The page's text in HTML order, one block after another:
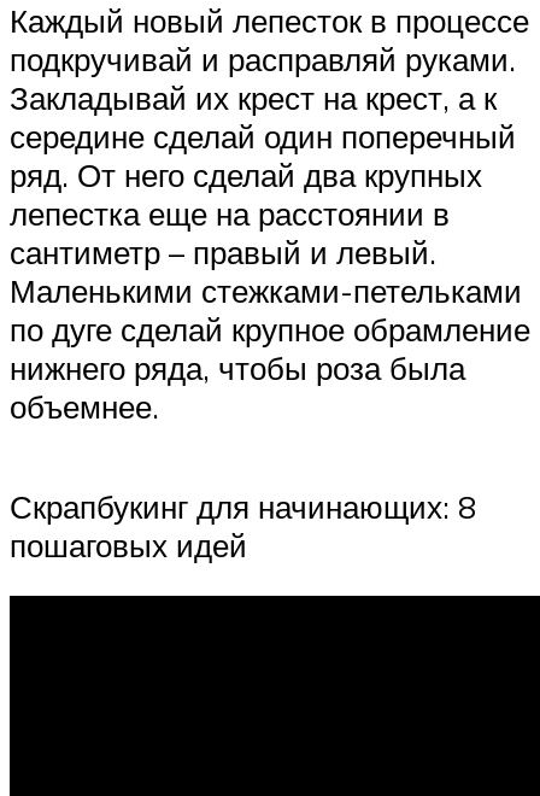
Каждый новый лепесток в процессе
подкручивай и расправляй руками.
Закладывай их крест на крест, а к
середине сделай один поперечный
ряд. От него сделай два крупных
лепестка еще на расстоянии в
сантиметр – правый и левый.
Маленькими стежками-петельками
по дуге сделай крупное обрамление
нижнего ряда, чтобы роза была
объемнее.
Скрапбукинг для начинающих: 8
пошаговых идей